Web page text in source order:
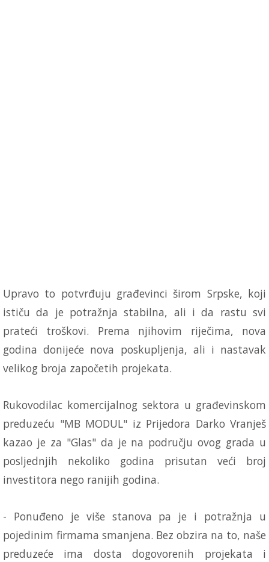
Upravo to potvrđuju građevinci širom Srpske, koji
ističu da je potražnja stabilna, ali i da rastu svi
prateći troškovi. Prema njihovim riječima, nova
godina donijeće nova poskupljenja, ali i nastavak
velikog broja započetih projekata.
Rukovodilac komercijalnog sektora u građevinskom
preduzeću "MB MODUL" iz Prijedora Darko Vranješ
kazao je za "Glas" da je na području ovog grada u
posljednjih nekoliko godina prisutan veći broj
investitora nego ranijih godina.
- Ponuđeno je više stanova pa je i potražnja u
pojedinim firmama smanjena. Bez obzira na to, naše
preduzeće ima dosta dogovorenih projekata i